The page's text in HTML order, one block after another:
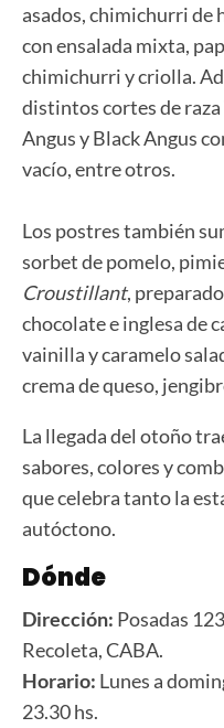
asados, chimichurri de
con ensalada mixta,
chimichurri y criolla.
distintos cortes de
Angus y Black Angus
vacío, entre otros.
Los postres también
sorbet de pomelo,
Croustillant,
chocolate e inglesa de
vainilla y caramelo
crema de queso,
La llegada del otoño
sabores, colores y
que celebra tanto la
autóctono.
Dónde
Dirección: Posadas
Recoleta, CABA.
Horario: Lunes a
23.30 hs.